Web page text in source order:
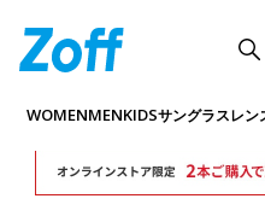
WOMENMENKIDSサングラスレン